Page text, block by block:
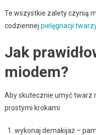
Te wszystkie zalety czynią
codziennej pielęgnacji
Jak
miodem?
Aby skutecznie umyć twarz
prostymi krokami:
wykonaj demakijaż –